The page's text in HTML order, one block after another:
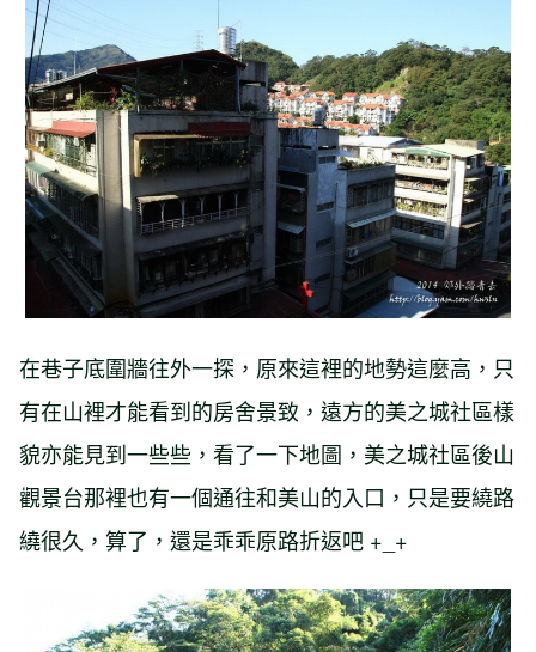
在巷子底圍牆往外一探，原來這裡的地勢這麼高，只
有在山裡才能看到的房舍景致，遠方的美之城社區樣
貌亦能見到一些些，看了一下地圖，美之城社區後山
觀景台那裡也有一個通往和美山的入口，只是要繞路
繞很久，算了，還是乖乖原路折返吧 +_+